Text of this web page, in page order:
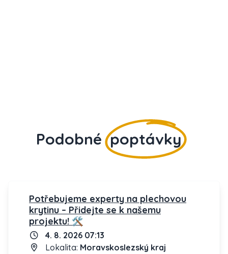
Podobné poptávky
Potřebujeme experty na plechovou
krytinu – Přidejte se k našemu
projektu! 🛠️
4. 8. 2026 07:13
Lokalita: Moravskoslezský kraj